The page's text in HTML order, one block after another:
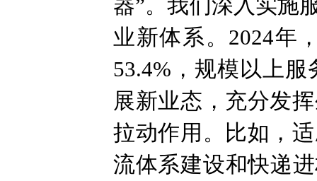
器”。我们深入实施
业新体系。2024年
53.4%，规模以上
展新业态，充分发
拉动作用。比如，
流体系建设和快递